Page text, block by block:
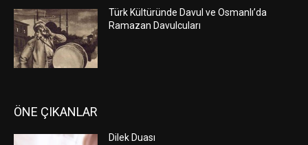
Türk Kültüründe Davul ve Osmanlı’da
Ramazan Davulcuları
ÖNE ÇIKANLAR
Dilek Duası